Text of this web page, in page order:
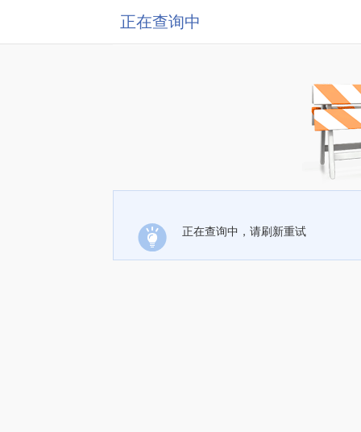
正在查询中
正在查询中，请刷新重试